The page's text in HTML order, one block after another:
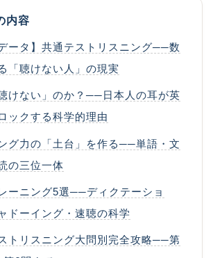
内容
データ】共通テストリスニング──数
「聴けない人」の現実
けない」のか？──日本人の耳が英
ックする科学的理由
グ力の「土台」を作る──単語・文
の三位一体
ーニング5選──ディクテーショ
ドーイング・速聴の科学
トリスニング大問別完全攻略──第